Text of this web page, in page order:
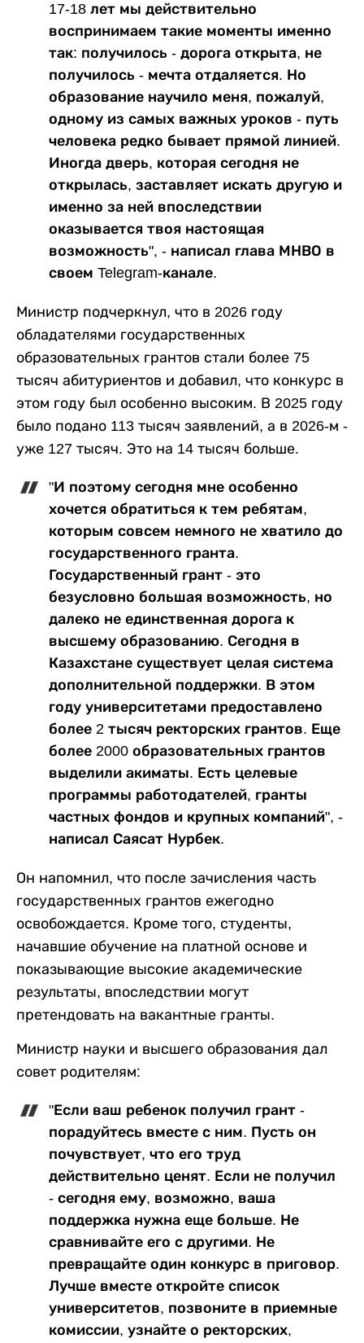
17-18 лет мы действительно
воспринимаем такие моменты именно
так: получилось - дорога открыта, не
получилось - мечта отдаляется. Но
образование научило меня, пожалуй,
одному из самых важных уроков - путь
человека редко бывает прямой линией.
Иногда дверь, которая сегодня не
открылась, заставляет искать другую и
именно за ней впоследствии
оказывается твоя настоящая
возможность", - написал глава МНВО в
своем Telegram-канале.
Министр подчеркнул, что в 2026 году
обладателями государственных
образовательных грантов стали более 75
тысяч абитуриентов и добавил, что конкурс в
этом году был особенно высоким. В 2025 году
было подано 113 тысяч заявлений, а в 2026-м -
уже 127 тысяч. Это на 14 тысяч больше.
"И поэтому сегодня мне особенно
хочется обратиться к тем ребятам,
которым совсем немного не хватило до
государственного гранта.
Государственный грант - это
безусловно большая возможность, но
далеко не единственная дорога к
высшему образованию. Сегодня в
Казахстане существует целая система
дополнительной поддержки. В этом
году университетами предоставлено
более 2 тысяч ректорских грантов. Еще
более 2000 образовательных грантов
выделили акиматы. Есть целевые
программы работодателей, гранты
частных фондов и крупных компаний", -
написал Саясат Нурбек.
Он напомнил, что после зачисления часть
государственных грантов ежегодно
освобождается. Кроме того, студенты,
начавшие обучение на платной основе и
показывающие высокие академические
результаты, впоследствии могут
претендовать на вакантные гранты.
Министр науки и высшего образования дал
совет родителям:
"Если ваш ребенок получил грант -
порадуйтесь вместе с ним. Пусть он
почувствует, что его труд
действительно ценят. Если не получил
- сегодня ему, возможно, ваша
поддержка нужна еще больше. Не
сравнивайте его с другими. Не
превращайте один конкурс в приговор.
Лучше вместе откройте список
университетов, позвоните в приемные
комиссии, узнайте о ректорских,